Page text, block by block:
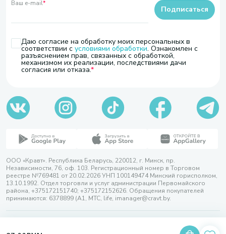
Ваш e-mail*
Даю согласие на обработку моих персональных в
соответствии с условиями обработки. Ознакомлен с
разъяснением прав, связанных с обработкой,
механизмом их реализации, последствиями дачи
согласия или отказа.
Подписаться
ООО «Кравт». Республика Беларусь, 220012, г. Минск, пр.
Независимости, 76, оф. 103. Регистрационный номер в Торговом
реестре №769481 от 20.02.2026 УНП 100149474 Минский горисполком,
13.10.1992. Отдел торговли и услуг администрации Первомайского
района, +375172151740; +375172152626. Обращения покупателей
принимаются: 6378899 (А1, МТС, life, imanager@cravt.by.